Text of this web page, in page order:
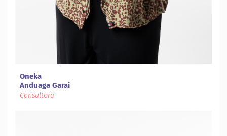
Oneka
Anduaga Garai
Consultora